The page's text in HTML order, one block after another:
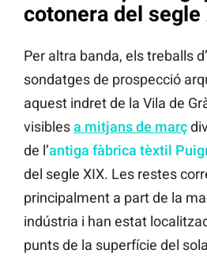
cotonera del segle
Per altra banda, els treballs
sondatges de prospecció
aquest indret de la Vila de
visiblesa mitjans de març
de l’antiga fàbrica tèxtil
del segle XIX. Les restes
principalment a part de la
indústria i han estat
punts de la superfície del